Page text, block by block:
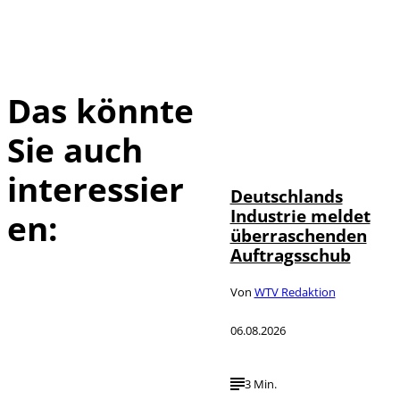
Das könnte
Sie auch
interessier
en:
Deutschlands
Industrie meldet
überraschenden
Auftragsschub
Von WTV Redaktion
06.08.2026
3 Min.